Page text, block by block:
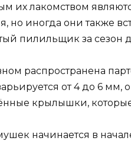
их лакомством
но иногда они также
пилильщик за сезон
распространена
от 4 до 6
крылышки,
начинается в